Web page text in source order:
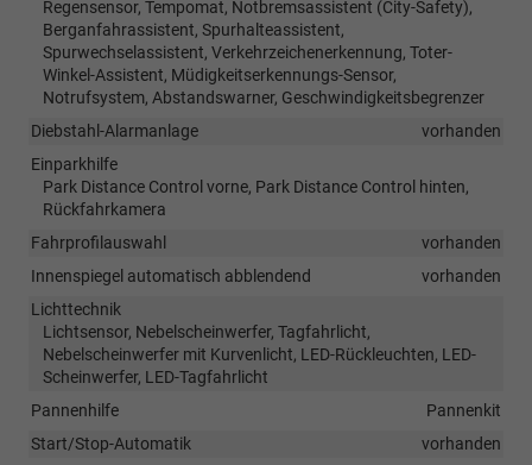
Regensensor, Tempomat, Notbremsassistent (City-Safety),
Berganfahrassistent, Spurhalteassistent,
Spurwechselassistent, Verkehrzeichenerkennung, Toter-
Winkel-Assistent, Müdigkeitserkennungs-Sensor,
Notrufsystem, Abstandswarner, Geschwindigkeitsbegrenzer
Diebstahl-Alarmanlage
vorhanden
Einparkhilfe
Park Distance Control vorne, Park Distance Control hinten,
Rückfahrkamera
Fahrprofilauswahl
vorhanden
Innenspiegel automatisch abblendend
vorhanden
Lichttechnik
Lichtsensor, Nebelscheinwerfer, Tagfahrlicht,
Nebelscheinwerfer mit Kurvenlicht, LED-Rückleuchten, LED-
Scheinwerfer, LED-Tagfahrlicht
Pannenhilfe
Pannenkit
Start/Stop-Automatik
vorhanden